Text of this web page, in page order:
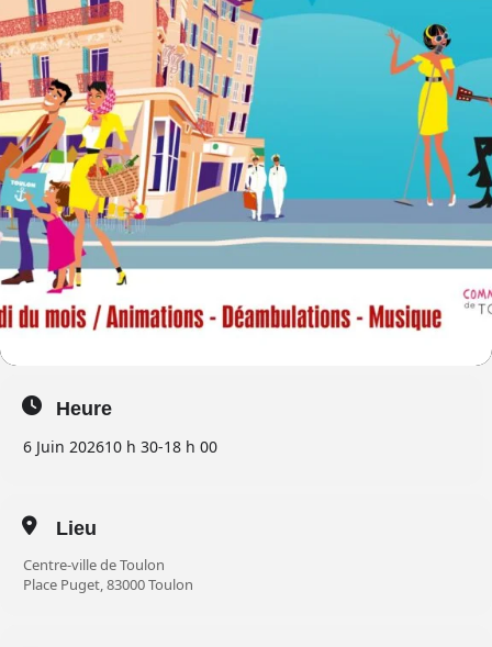
Heure
6 Juin 202610 h 30-18 h 00
Lieu
Centre-ville de Toulon
Place Puget, 83000 Toulon